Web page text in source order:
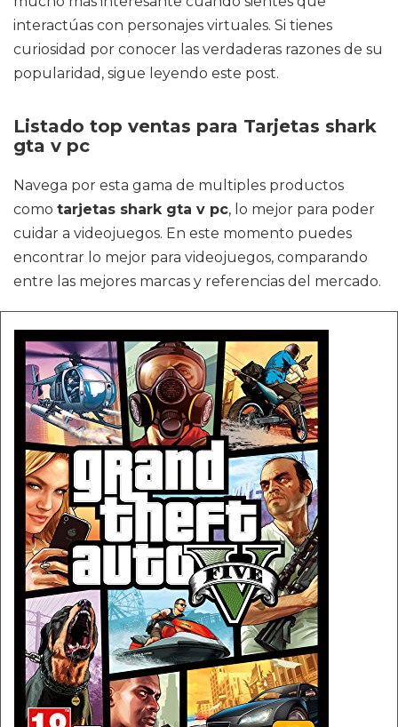
interactúas con personajes virtuales. Si tienes
curiosidad por conocer las verdaderas razones de su
popularidad, sigue leyendo este post.
Listado top ventas para Tarjetas shark
gta v pc
Navega por esta gama de multiples productos
como tarjetas shark gta v pc, lo mejor para poder
cuidar a videojuegos. En este momento puedes
encontrar lo mejor para videojuegos, comparando
entre las mejores marcas y referencias del mercado.